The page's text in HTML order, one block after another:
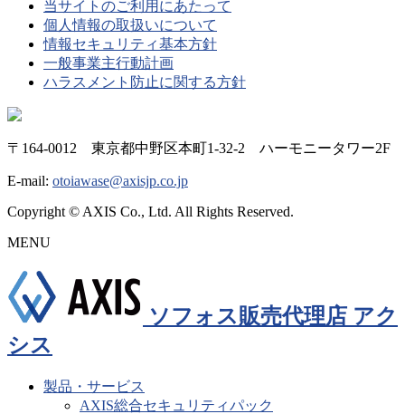
当サイトのご利用にあたって
個人情報の取扱いについて
情報セキュリティ基本方針
一般事業主行動計画
ハラスメント防止に関する方針
〒164-0012 東京都中野区本町1-32-2 ハーモニータワー2F
E-mail: otoiawase@axisjp.co.jp
Copyright © AXIS Co., Ltd. All Rights Reserved.
MENU
ソフォス販売代理店 アク
シス
製品・サービス
AXIS総合セキュリティパック